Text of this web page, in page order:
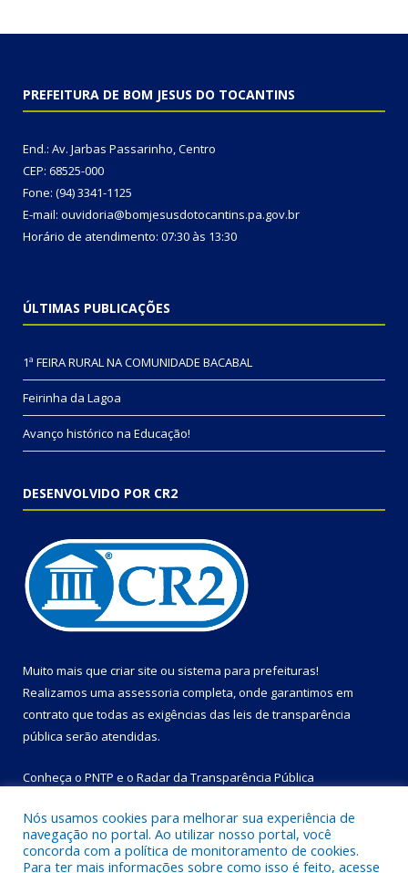
PREFEITURA DE BOM JESUS DO TOCANTINS
End.: Av. Jarbas Passarinho, Centro
CEP: 68525-000
Fone: (94) 3341-1125
E-mail: ouvidoria@bomjesusdotocantins.pa.gov.br
Horário de atendimento: 07:30 às 13:30
ÚLTIMAS PUBLICAÇÕES
1ª FEIRA RURAL NA COMUNIDADE BACABAL
Feirinha da Lagoa
Avanço histórico na Educação!
DESENVOLVIDO POR CR2
Muito mais que criar site ou sistema para prefeituras!
Realizamos uma assessoria completa, onde garantimos em
contrato que todas as exigências das leis de transparência
pública serão atendidas.
Conheça o PNTP e o Radar da Transparência Pública
Nós usamos cookies para melhorar sua experiência de
navegação no portal. Ao utilizar nosso portal, você
concorda com a política de monitoramento de cookies.
Para ter mais informações sobre como isso é feito, acesse